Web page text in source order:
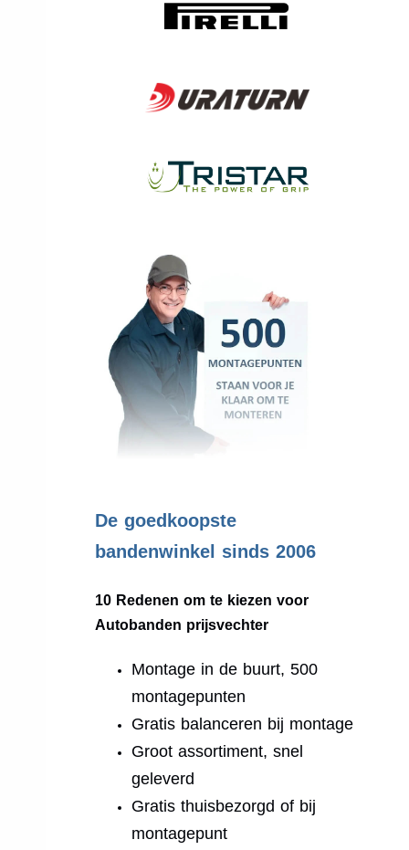
De goedkoopste
bandenwinkel sinds 2006
10 Redenen om te kiezen voor
Autobanden prijsvechter
Montage in de buurt, 500
montagepunten
Gratis balanceren bij montage
Groot assortiment, snel
geleverd
Gratis thuisbezorgd of bij
montagepunt